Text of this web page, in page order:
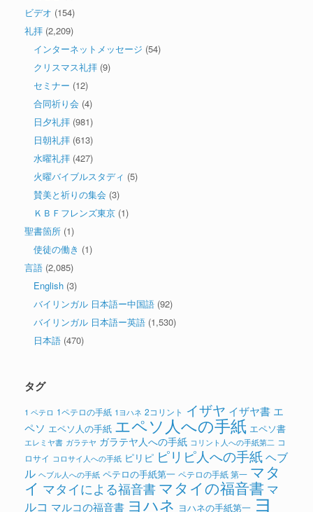
ビデオ (154)
礼拝 (2,209)
インターネットメッセージ (54)
クリスマス礼拝 (9)
セミナー (12)
合同祈り会 (4)
日夕礼拝 (981)
日朝礼拝 (613)
水曜礼拝 (427)
火曜バイブルスタディ (5)
賛美と祈りの集会 (3)
ＫＢＦフレンズ東京 (1)
聖書箇所 (1)
使徒の働き (1)
言語 (2,085)
English (3)
バイリンガル 日本語ー中国語 (92)
バイリンガル 日本語ー英語 (1,530)
日本語 (470)
タグ
1 ペテロ 1ペテロの手紙 1ヨハネ 2コリント イザヤ イザヤ書 エ
ペソ エペソ人の手紙 エペソ人への手紙 エペソ書
エレミヤ書 ガラテヤ ガラテヤ人への手紙 コリント人への手紙第二 コ
ロサイ コロサイ人への手紙 ピリピ ピリピ人への手紙ヘブ
ル ヘブル人への手紙 ペテロの手紙第一 ペテロの手紙 第一 マタ
イ マタイによる福音書 マタイの福音書 マ
ルコ マルコの福音書 ヨハネ ヨハネの手紙第一 ヨ